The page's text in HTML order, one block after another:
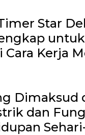
Star
untuk
Kerja
Dimaksud
dan